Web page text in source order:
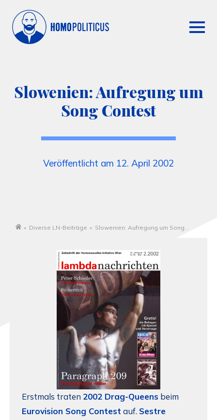
Slowenien: Aufregung um
Song Contest
Veröffentlicht am 12. April 2002
» Diverse LN-Beiträge » Slowenien: Aufregung um Song
Erstmals traten 2002 Drag-Queens beim
Eurovision Song Contest auf. Sestre